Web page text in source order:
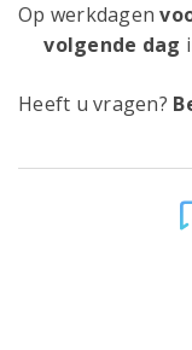
Op werkdagen
volgende dag
Heeft u vragen?